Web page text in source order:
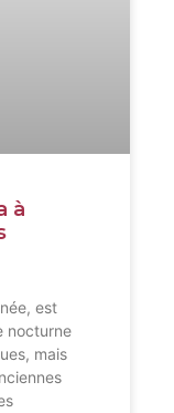
à
est
nocturne
mais